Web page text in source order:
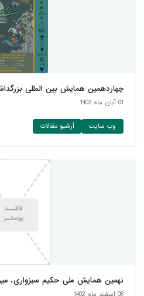
چهاردهمین همایش بین المللی
01 آبان ماه 1403
وب سایت آرشیو مقالات
نهمین همایش ملی حکیم سبزواری،